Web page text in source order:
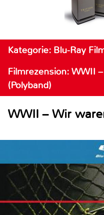
Kategorie: Blu-Ray
Filmrezension: WWII
(Polyband)
WWII – Wir